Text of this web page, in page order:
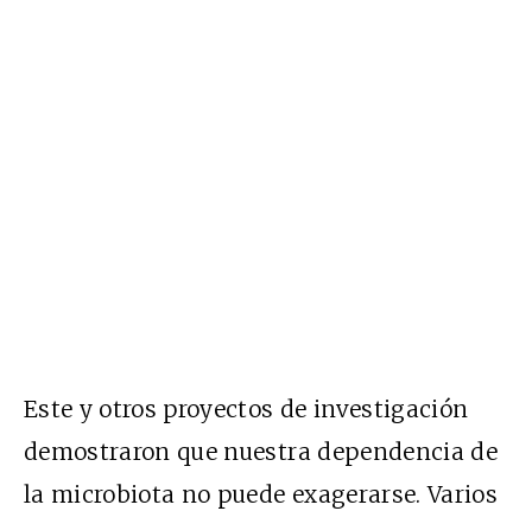
Este y otros proyectos de investigación
demostraron que nuestra dependencia de
la microbiota no puede exagerarse. Varios